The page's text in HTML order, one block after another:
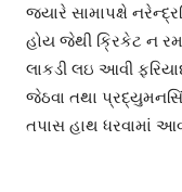
જ્યારે સામાપક્ષે
હોય જેથી ક્રિકેટ ન
લાકડી લઇ આવી
જેઠવા તથા
તપાસ હાથ ધરવામાં